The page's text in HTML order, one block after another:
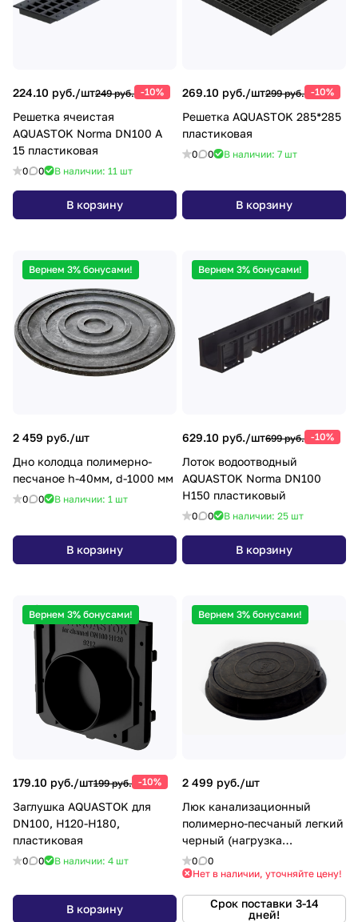
224.10 руб./шт249 руб. -10%
Решетка ячеистая
AQUASTOK Norma DN100 А
15 пластиковая
0 0 В наличии: 11 шт
В корзину
269.10 руб./шт299 руб. -10%
Решетка AQUASTOK 285*285
пластиковая
0 0 В наличии: 7 шт
В корзину
Вернем 3% бонусами!
2 459 руб./шт
Дно колодца полимерно-
песчаное h-40мм, d-1000 мм
0 0 В наличии: 1 шт
В корзину
Вернем 3% бонусами!
629.10 руб./шт699 руб. -10%
Лоток водоотводный
AQUASTOK Norma DN100
H150 пластиковый
0 0 В наличии: 25 шт
В корзину
Вернем 3% бонусами!
179.10 руб./шт199 руб. -10%
Заглушка AQUASTOK для
DN100, Н120-Н180,
пластиковая
0 0 В наличии: 4 шт
В корзину
Вернем 3% бонусами!
2 499 руб./шт
Люк канализационный
полимерно-песчаный легкий
черный (нагрузка
3,0т,крышка 760мм, корпус
630мм)
0
0
Нет в наличии, уточняйте цену!
Срок поставки 3-14
дней!